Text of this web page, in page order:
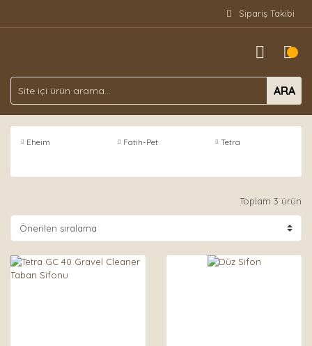
Sipariş Takibi
ARA
Eheim Fatih-Pet Tetra
Toplam 3 ürün